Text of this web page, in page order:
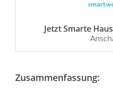
Jetzt Smarte
Zusammenfassung: